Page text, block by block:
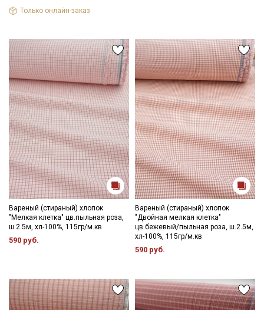
Только онлайн-заказ
Вареный (стираный) хлопок
"Мелкая клетка" цв.пыльная роза,
ш.2.5м, хл-100%, 115гр/м.кв
590 руб.
Вареный (стираный) хлопок
"Двойная мелкая клетка"
цв.бежевый/пыльная роза, ш.2.5м,
хл-100%, 115гр/м.кв
590 руб.